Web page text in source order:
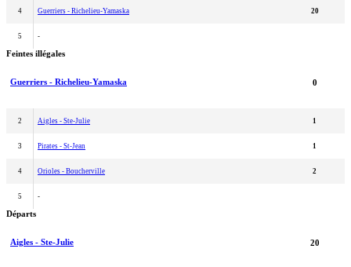
4 Guerriers - Richelieu-Yamaska 20
5 -
Feintes illégales
Guerriers - Richelieu-Yamaska 0
2 Aigles - Ste-Julie 1
3 Pirates - St-Jean 1
4 Orioles - Boucherville 2
5 -
Départs
Aigles - Ste-Julie 20